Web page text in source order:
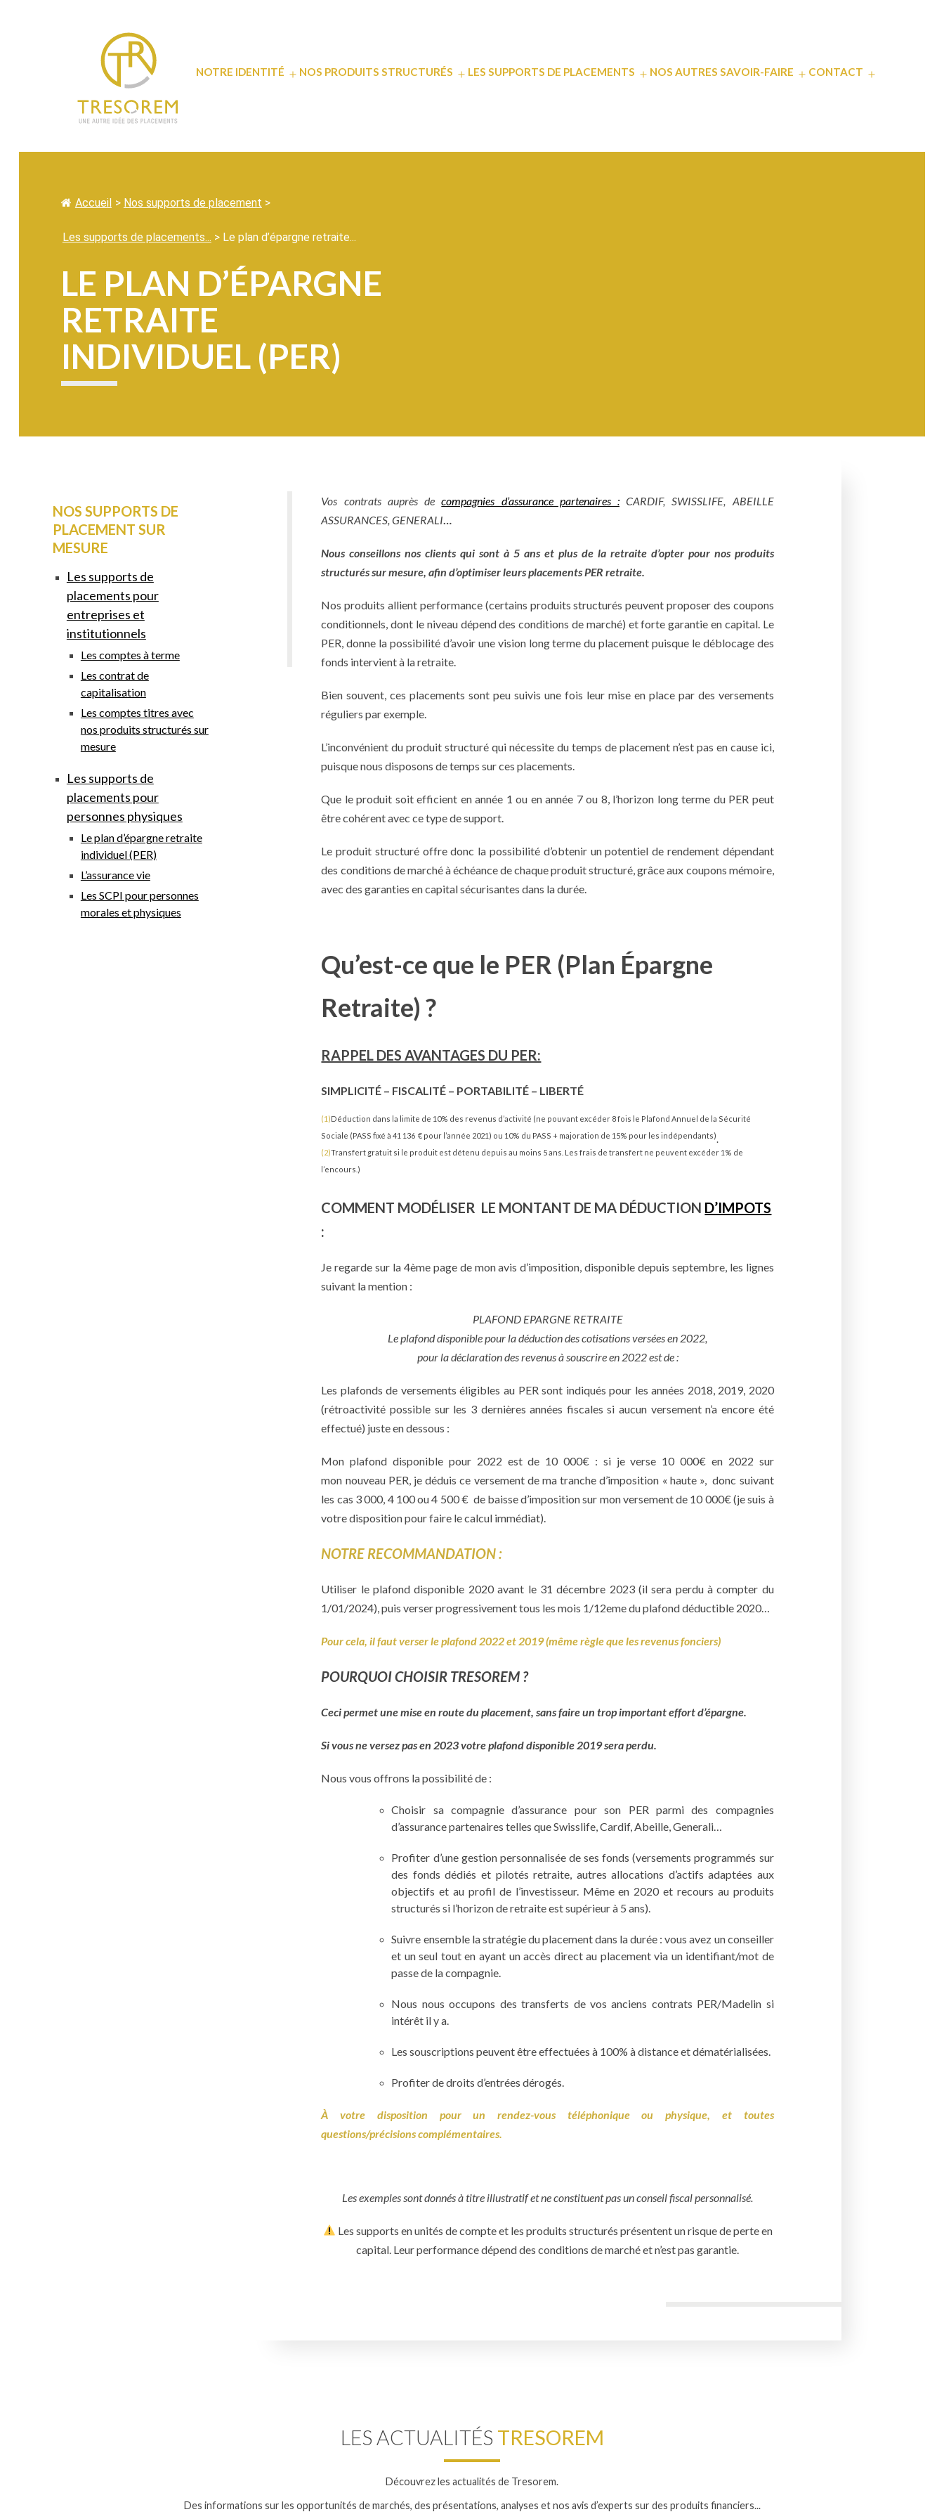
NOTRE IDENTITÉ
Ouvrir
NOS PRODUITS STRUCTURÉS
Ouvrir
LES SUPPORTS DE PLACEMENTS
Ouvrir
NOS AUTRES SAVOIR-FAIRE
Ouvrir
CONTACT
Ouvrir
Accueil > Nos supports de placement >
Les supports de placements... > Le plan d’épargne retraite...
LE PLAN D’ÉPARGNE
RETRAITE
INDIVIDUEL (PER)
NOS SUPPORTS DE
PLACEMENT SUR
MESURE
Les supports de
placements pour
entreprises et
institutionnels
Les comptes à terme
Les contrat de
capitalisation
Les comptes titres avec
nos produits structurés sur
mesure
Les supports de
placements pour
personnes physiques
Le plan d’épargne retraite
individuel (PER)
L’assurance vie
Les SCPI pour personnes
morales et physiques
Vos contrats auprès decompagnies d’assurance partenaires :CARDIF, SWISSLIFE, ABEILLE
ASSURANCES, GENERALI
Nous conseillons nos clients qui sont à 5 ans et plus de la retraite d’opter pour nos produits
structurés sur mesure, afin d’optimiser leurs placements PER retraite.
Nos produits allient performance (certains produits structurés peuvent proposer des coupons
conditionnels, dont le niveau dépend des conditions de marché) et forte garantie en capital. Le
PER, donne la possibilité d’avoir une vision long terme du placement puisque le déblocage des
fonds intervient à la retraite.
Bien souvent, ces placements sont peu suivis une fois leur mise en place par des versements
réguliers par exemple.
L’inconvénient du produit structuré qui nécessite du temps de placement n’est pas en cause ici,
puisque nous disposons de temps sur ces placements.
Que le produit soit efficient en année 1 ou en année 7 ou 8, l’horizon long terme du PER peut
être cohérent avec ce type de support.
Le produit structuré offre donc la possibilité d’obtenir un potentiel de rendement dépendant
des conditions de marché à échéance de chaque produit structuré, grâce aux coupons mémoire,
avec des garanties en capital sécurisantes dans la durée.
Qu’est-ce que le PER (Plan Épargne
Retraite) ?
RAPPEL DES AVANTAGES DU PER:
SIMPLICITÉ – FISCALITÉ – PORTABILITÉ – LIBERTÉ
(1)Déduction dans la limite de 10% des revenus d’activité (ne pouvant excéder 8 fois le Plafond Annuel de la Sécurité
Sociale (PASS fixé à 41 136 € pour l’année 2021) ou 10% du PASS + majoration de 15% pour les indépendants).
(2)Transfert gratuit si le produit est détenu depuis au moins 5 ans. Les frais de transfert ne peuvent excéder 1% de
l’encours.)
COMMENT MODÉLISER LE MONTANT DE MA DÉDUCTION D’IMPOTS
:
Je regarde sur la 4ème page de mon avis d’imposition, disponible depuis septembre, les lignes
suivant la mention :
PLAFOND EPARGNE RETRAITE
Le plafond disponible pour la déduction des cotisations versées en 2022,
pour la déclaration des revenus à souscrire en 2022 est de :
Les plafonds de versements éligibles au PER sont indiqués pour les années 2018, 2019, 2020
(rétroactivité possible sur les 3 dernières années fiscales si aucun versement n’a encore été
effectué) juste en dessous :
Mon plafond disponible pour 2022 est de 10 000€ : si je verse 10 000€ en 2022 sur
mon nouveau PER, je déduis ce versement de ma tranche d’imposition « haute », donc suivant
les cas 3 000, 4 100 ou 4 500 € de baisse d’imposition sur mon versement de 10 000€ (je suis à
votre disposition pour faire le calcul immédiat).
NOTRE RECOMMANDATION :
Utiliser le plafond disponible 2020 avant le 31 décembre 2023 (il sera perdu à compter du
1/01/2024), puis verser progressivement tous les mois 1/12eme du plafond déductible 2020…
Pour cela, il faut verser le plafond 2022 et 2019 (même règle que les revenus fonciers)
POURQUOI CHOISIR TRESOREM ?
Ceci permet une mise en route du placement, sans faire un trop important effort d’épargne.
Si vous ne versez pas en 2023 votre plafond disponible 2019 sera perdu.
Nous vous offrons la possibilité de :
Choisir sa compagnie d’assurance pour son PER parmi des compagnies
d’assurance partenaires telles que Swisslife, Cardif, Abeille, Generali…
Profiter d’une gestion personnalisée de ses fonds (versements programmés sur
des fonds dédiés et pilotés retraite, autres allocations d’actifs adaptées aux
objectifs et au profil de l’investisseur. Même en 2020 et recours au produits
structurés si l’horizon de retraite est supérieur à 5 ans).
Suivre ensemble la stratégie du placement dans la durée : vous avez un conseiller
et un seul tout en ayant un accès direct au placement via un identifiant/mot de
passe de la compagnie.
Nous nous occupons des transferts de vos anciens contrats PER/Madelin si
intérêt il y a.
Les souscriptions peuvent être effectuées à 100% à distance et dématérialisées.
Profiter de droits d’entrées dérogés.
À votre disposition pour un rendez-vous téléphonique ou physique, et toutes
questions/précisions complémentaires.
Les exemples sont donnés à titre illustratif et ne constituent pas un conseil fiscal personnalisé.
Les supports en unités de compte et les produits structurés présentent un risque de perte en
capital. Leur performance dépend des conditions de marché et n’est pas garantie.
LES ACTUALITÉS TRESOREM
Découvrez les actualités de Tresorem.
Des informations sur les opportunités de marchés, des présentations, analyses et nos avis d’experts sur des produits financiers...